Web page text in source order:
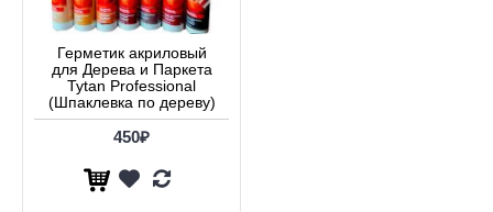
Герметик акриловый
для Дерева и Паркета
Tytan Professional
(Шпаклевка по дереву)
450₽